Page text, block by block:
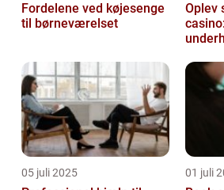
Fordelene ved køjesenge
til børneværelset
Oplev
05 juli 2025 01 juli